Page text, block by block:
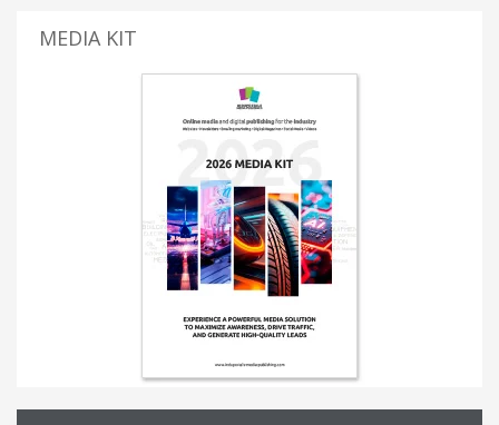
MEDIA KIT